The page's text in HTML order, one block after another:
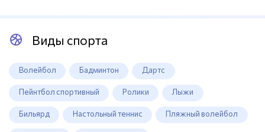
Виды спорта
Волейбол Бадминтон Дартс
Пейнтбол спортивный Ролики Лыжи
Бильярд Настольный теннис Пляжный волейбол